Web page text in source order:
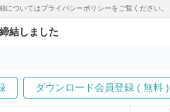
ついてはプライバシーポリシーをご覧ください。
結しました
ダウンロード会員登録 ( 無料 )